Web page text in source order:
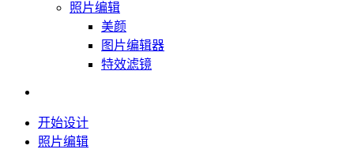
照片编辑
美颜
图片编辑器
特效滤镜
开始设计
照片编辑